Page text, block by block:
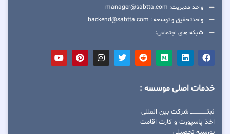
واحد مدیریت: manager@sabtta.com
واحدتحقیق و توسعه : backend@sabtta.com
شبکه های اجتماعی:
خدمات اصلی موسسه :
ثبتــــــــــــــــ شرکت بین المللی
اخذ پاسپورت و کارت اقامت